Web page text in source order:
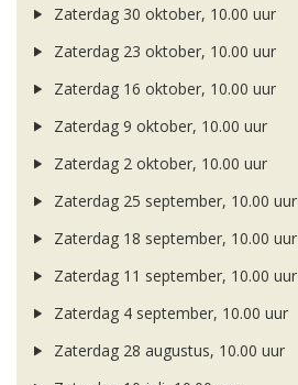
Zaterdag 30 oktober, 10.00 uur
Zaterdag 23 oktober, 10.00 uur
Zaterdag 16 oktober, 10.00 uur
Zaterdag 9 oktober, 10.00 uur
Zaterdag 2 oktober, 10.00 uur
Zaterdag 25 september, 10.00 uur
Zaterdag 18 september, 10.00 uur
Zaterdag 11 september, 10.00 uur
Zaterdag 4 september, 10.00 uur
Zaterdag 28 augustus, 10.00 uur